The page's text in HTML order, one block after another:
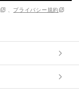
プライバシー規約